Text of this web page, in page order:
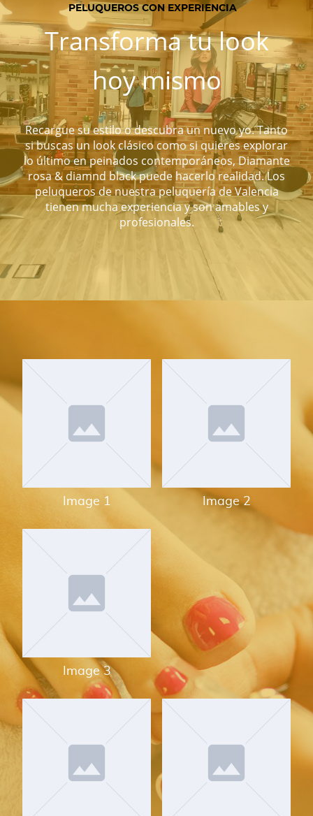
PELUQUEROS CON EXPERIENCIA
Transforma tu look
hoy mismo
Recargue su estilo o descubra un nuevo yo. Tanto
si buscas un look clásico como si quieres explorar
lo último en peinados contemporáneos, Diamante
rosa & diamnd black puede hacerlo realidad. Los
peluqueros de nuestra peluquería de Valencia
tienen mucha experiencia y son amables y
profesionales.
Image 1 Image 2
Image 3